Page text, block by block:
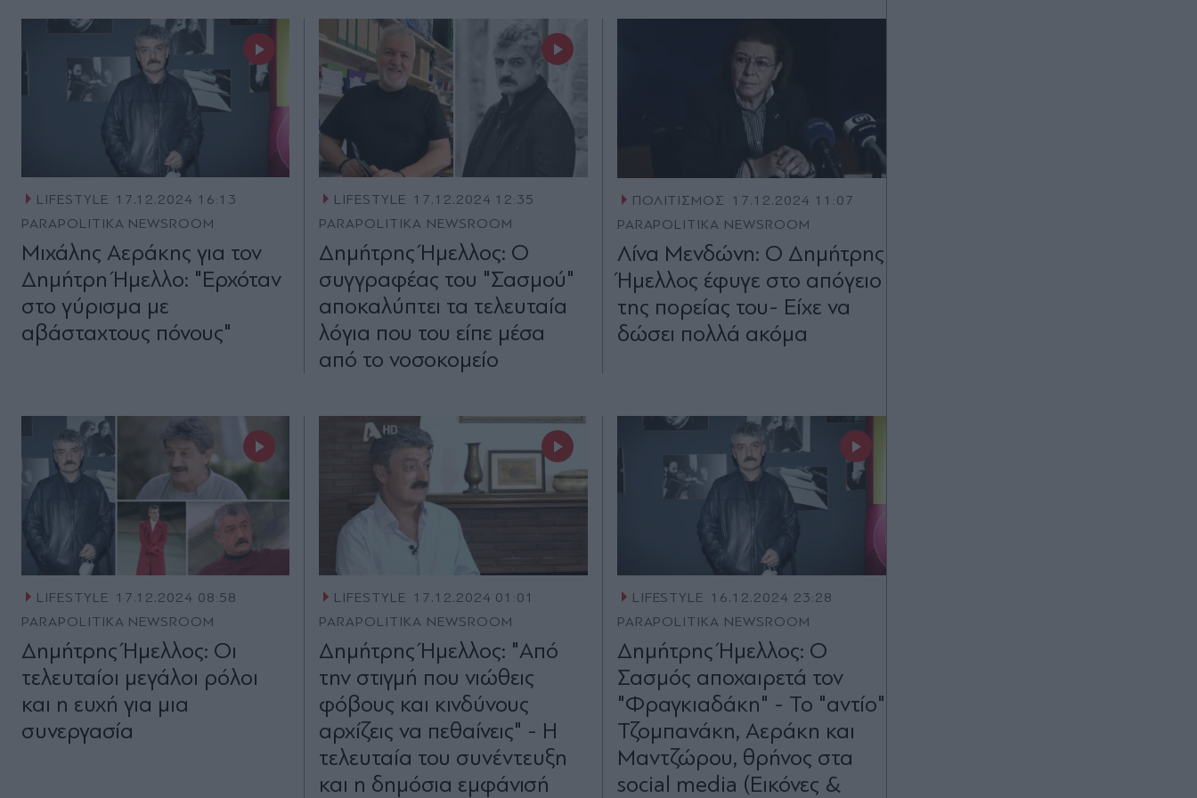
LIFESTYLE 17.12.2024 16:13
PARAPOLITIKA NEWSROOM
Μιχάλης Αεράκης για τον
Δημήτρη Ήμελλο: "Ερχόταν
στο γύρισμα με
αβάσταχτους πόνους"
LIFESTYLE 17.12.2024 12:35
PARAPOLITIKA NEWSROOM
Δημήτρης Ήμελλος: Ο
συγγραφέας του "Σασμού"
αποκαλύπτει τα τελευταία
λόγια που του είπε μέσα
από το νοσοκομείο
ΠΟΛΙΤΙΣΜΟΣ
17.12.2024 11:07
PARAPOLITIKA NEWSROOM
Λίνα Μενδώνη: Ο Δημήτρης
Ήμελλος έφυγε στο απόγειο
της πορείας του- Είχε να
δώσει πολλά ακόμα
LIFESTYLE
17.12.2024 08:58
PARAPOLITIKA NEWSROOM
Δημήτρης Ήμελλος: Οι
τελευταίοι μεγάλοι ρόλοι
και η ευχή για μια
συνεργασία
LIFESTYLE
17.12.2024 01:01
PARAPOLITIKA NEWSROOM
Δημήτρης Ήμελλος: "Από
την στιγμή που νιώθεις
φόβους και κινδύνους
αρχίζεις να πεθαίνεις" - Η
τελευταία του συνέντευξη
και η δημόσια εμφάνισή
LIFESTYLE 16.12.2024 23:28
PARAPOLITIKA NEWSROOM
Δημήτρης Ήμελλος: Ο
Σασμός αποχαιρετά τον
"Φραγκιαδάκη" - Το "αντίο"
Τζομπανάκη, Αεράκη και
Μαντζώρου, θρήνος στα
social media (Εικόνες &